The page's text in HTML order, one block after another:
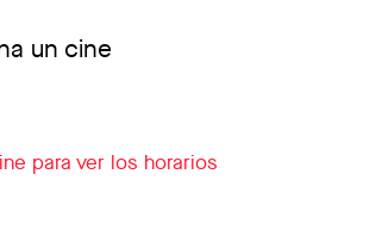
Cambiar cine
un cine
para ver los horarios